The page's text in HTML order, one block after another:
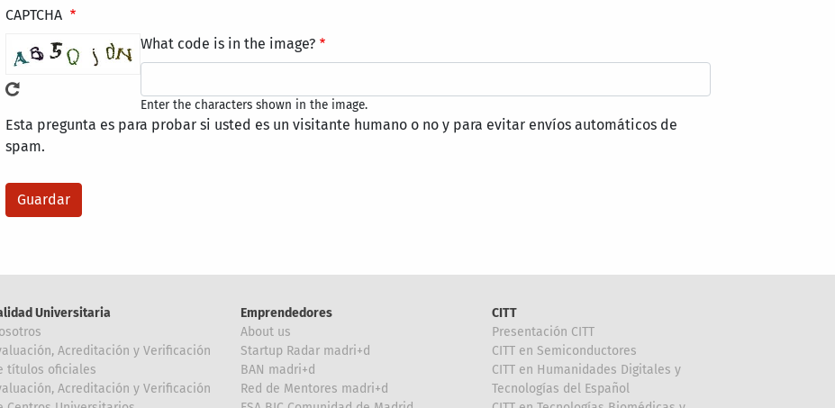
CAPTCHA
What code is in the image?
Enter the characters shown in the image.
Esta pregunta es para probar si usted es un visitante humano o no y para evitar envíos automáticos de
spam.
Universitaria
Acreditación y Verificación
títulos oficiales
Acreditación y Verificación
Emprendedores
About us
Startup Radar madri+d
BAN madri+d
Red de Mentores madri+d
CITT
Presentación CITT
CITT en Semiconductores
CITT en Humanidades Digitales y
Tecnologías del Español